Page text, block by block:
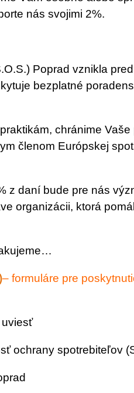
nás svojimi 2%.
Poprad vznikla
bezplatné
chránime
členom Európskej
z daní bude pre nás
organizácii, ktorá
– formuláre pre
uviesť
ochrany spotrebiteľov